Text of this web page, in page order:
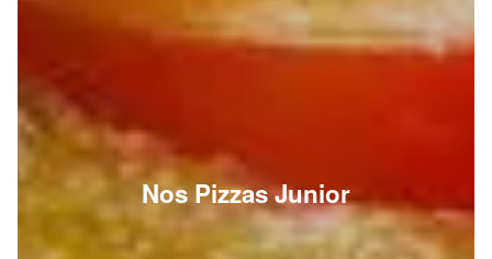
Nos Pizzas Junior